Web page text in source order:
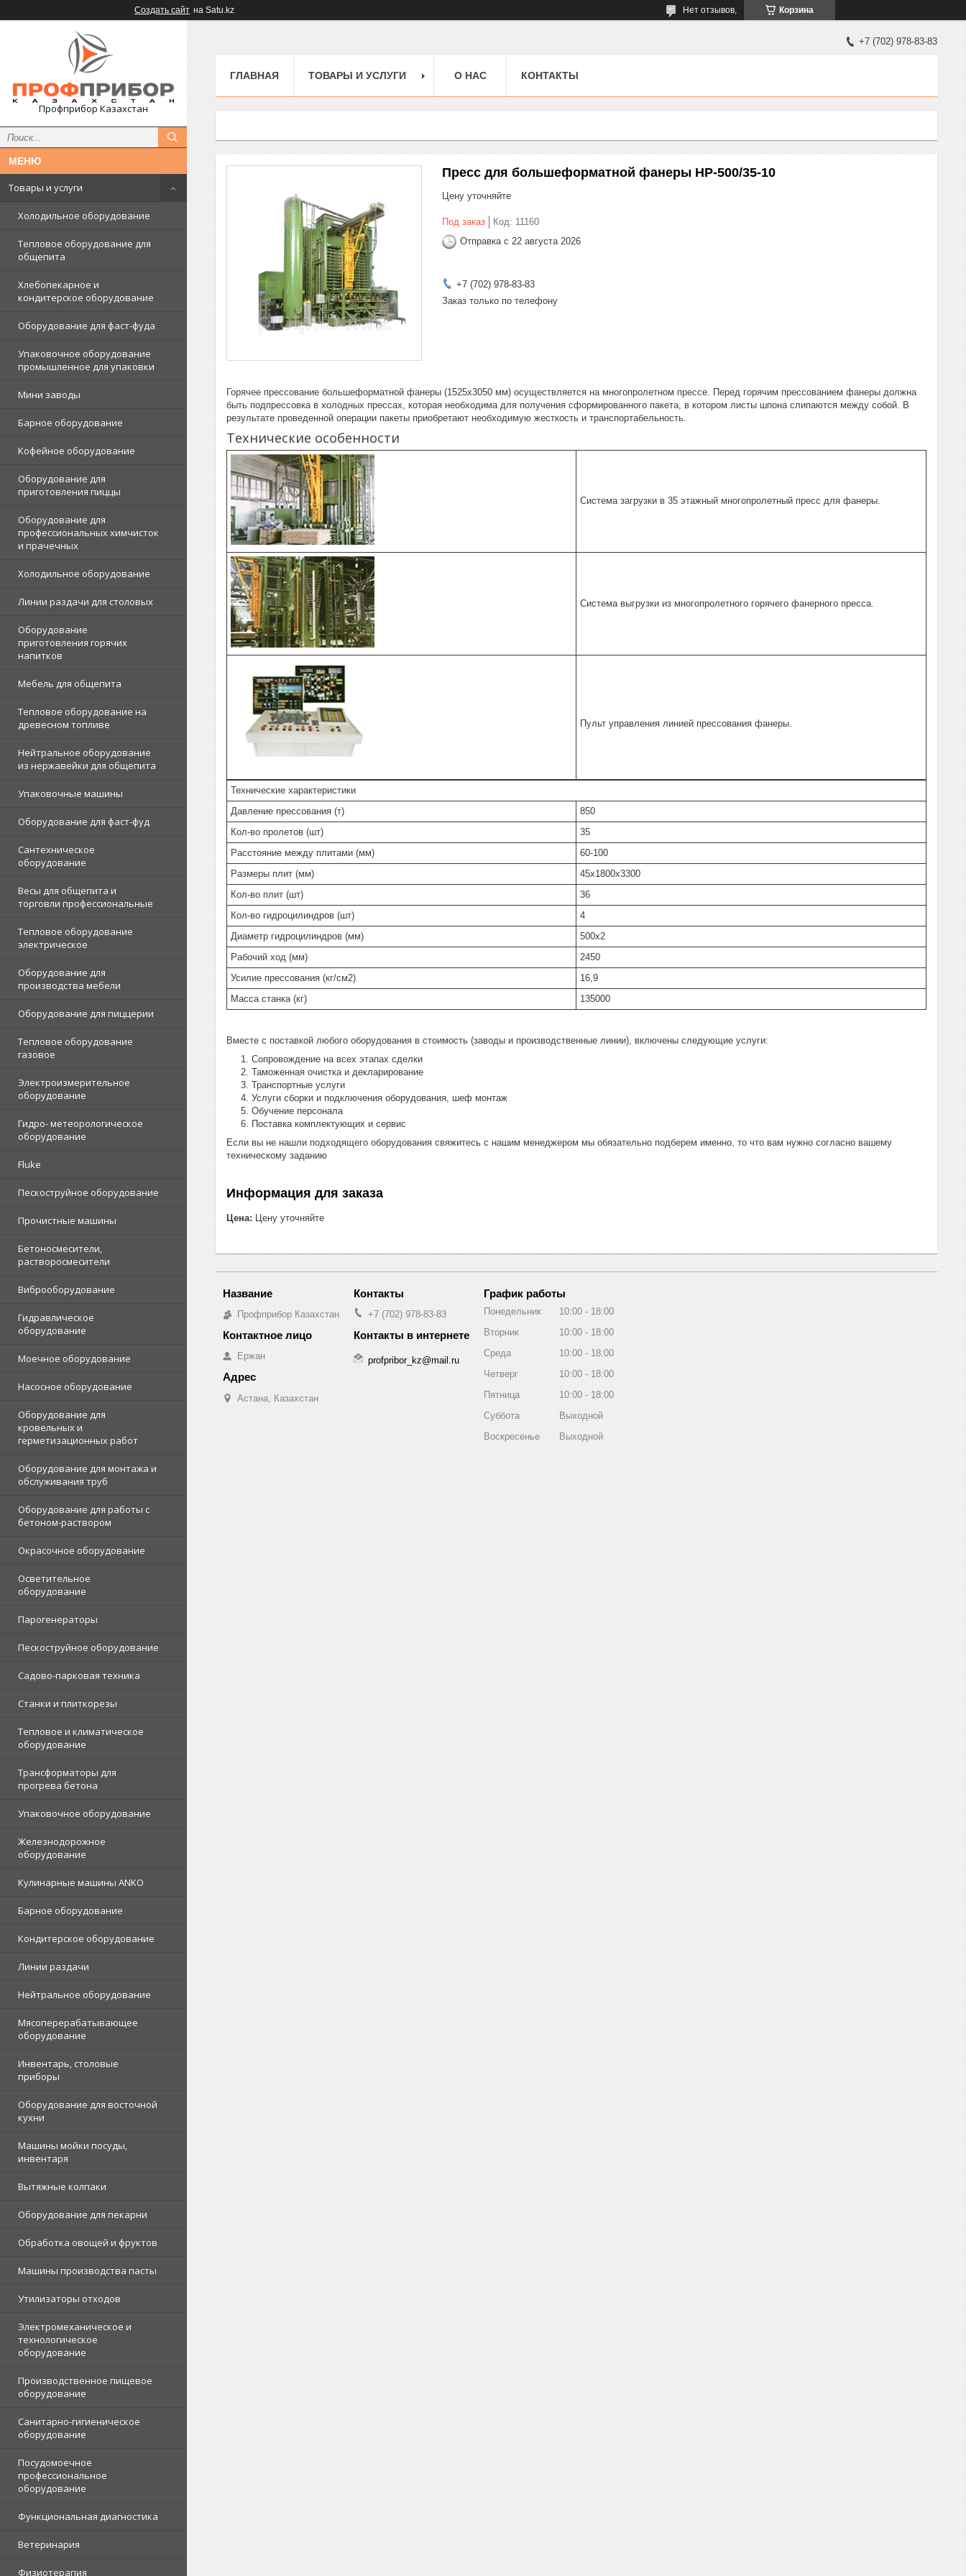
Создать сайт на Satu.kz Корзина
Нет отзывов,
Профприбор Казахстан
Товары и услуги
Холодильное оборудование
Тепловое оборудование для
общепита
Хлебопекарное и
кондитерское оборудование
Оборудование для фаст-фуда
Упаковочное оборудование
промышленное для упаковки
Мини заводы
Барное оборудование
Кофейное оборудование
Оборудование для
приготовления пиццы
Оборудование для
профессиональных химчисток
и прачечных
Холодильное оборудование
Линии раздачи для столовых
Оборудование
приготовления горячих
напитков
Мебель для общепита
Тепловое оборудование на
древесном топливе
Нейтральное оборудование
из нержавейки для общепита
Упаковочные машины
Оборудование для фаст-фуд
Сантехническое
оборудование
Весы для общепита и
торговли профессиональные
Тепловое оборудование
электрическое
Оборудование для
производства мебели
Оборудование для пиццерии
Тепловое оборудование
газовое
Электроизмерительное
оборудование
Гидро- метеорологическое
оборудование
Fluke
Пескоструйное оборудование
Прочистные машины
Бетоносмесители,
растворосмесители
Виброоборудование
Гидравлическое
оборудование
Моечное оборудование
Насосное оборудование
Оборудование для
кровельных и
герметизационных работ
Оборудование для монтажа и
обслуживания труб
Оборудование для работы с
бетоном-раствором
Окрасочное оборудование
Осветительное
оборудование
Парогенераторы
Пескоструйное оборудование
Садово-парковая техника
Станки и плиткорезы
Тепловое и климатическое
оборудование
Трансформаторы для
прогрева бетона
Упаковочное оборудование
Железнодорожное
оборудование
Кулинарные машины ANKO
Барное оборудование
Кондитерское оборудование
Линии раздачи
Нейтральное оборудование
Мясоперерабатывающее
оборудование
Инвентарь, столовые
приборы
Оборудование для восточной
кухни
Машины мойки посуды,
инвентаря
Вытяжные колпаки
Оборудование для пекарни
Обработка овощей и фруктов
Машины производства пасты
Утилизаторы отходов
Электромеханическое и
технологическое
оборудование
Производственное пищевое
оборудование
Санитарно-гигиеническое
оборудование
Посудомоечное
профессиональное
оборудование
Функциональная диагностика
Ветеринария
Физиотерапия
+7 (702) 978-83-83
ГЛАВНАЯ ТОВАРЫ И УСЛУГИ О НАС КОНТАКТЫ
Пресс для большеформатной фанеры HP-500/35-10
Цену уточняйте
Под заказ Код: 11160
Отправка с 22 августа 2026
+7 (702) 978-83-83
Заказ только по телефону
Горячее прессование большеформатной фанеры (1525х3050 мм) осуществляется на многопролетном прессе. Перед горячим прессованием фанеры должна
быть подпрессовка в холодных прессах, которая необходима для получения сформированного пакета, в котором листы шпона слипаются между собой. В
результате проведенной операции пакеты приобретают необходимую жесткость и транспортабельность.
Технические особенности
Система загрузки в 35 этажный многопролетный пресс для фанеры.
Система выгрузки из многопролетного горячего фанерного пресса.
Пульт управления линией прессования фанеры.
Технические характеристики
Давление прессования (т)
850
Кол-во пролетов (шт)
35
Расстояние между плитами (мм)
60-100
Размеры плит (мм)
45х1800х3300
Кол-во плит (шт)
36
Кол-во гидроцилиндров (шт)
4
Диаметр гидроцилиндров (мм)
500х2
Рабочий ход (мм)
2450
Усилие прессования (кг/см2)
16,9
Масса станка (кг)
135000
Вместе с поставкой любого оборудования в стоимость (заводы и производственные линии), включены следующие услуги:
Сопровождение на всех этапах сделки
Таможенная очистка и декларирование
Транспортные услуги
Услуги сборки и подключения оборудования, шеф монтаж
Обучение персонала
Поставка комплектующих и сервис
Если вы не нашли подходящего оборудования свяжитесь с нашим менеджером мы обязательно подберем именно, то что вам нужно согласно вашему
техническому заданию
Информация для заказа
Цена: Цену уточняйте
Профприбор Казахстан
Ержан
Астана, Казахстан
+7 (702) 978-83-83
profpribor_kz@mail.ru
График работы
Понедельник 10:00
18:00
Вторник
10:00
18:00
Среда
10:00
18:00
Четверг
10:00
18:00
Пятница
10:00
18:00
Суббота
Выходной
Воскресенье
Выходной